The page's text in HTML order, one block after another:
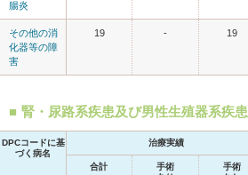
腸炎
その他の消
化器等の障
害
19 - 19
腎・尿路系疾患及び男性生殖器系疾患
DPCコードに基
づく病名
治療実績
合計
手術
手術